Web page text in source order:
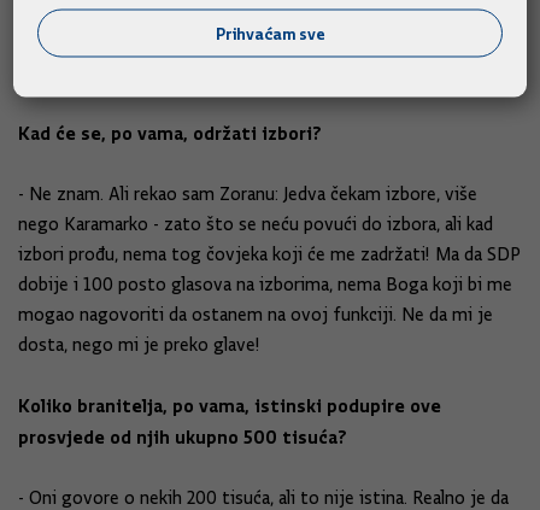
pošaljem ekipu na lice mjesta. Ali: nikome ispod zakona i
nikome iznad zakona. Žao mi je što mi neki dođu ovdje laskati,
Kad će se, po vama, održati izbori?
- Ne znam. Ali rekao sam Zoranu: Jedva čekam izbore, više
nego Karamarko - zato što se neću povući do izbora, ali kad
izbori prođu, nema tog čovjeka koji će me zadržati! Ma da SDP
dobije i 100 posto glasova na izborima, nema Boga koji bi me
mogao nagovoriti da ostanem na ovoj funkciji. Ne da mi je
dosta, nego mi je preko glave!
Koliko branitelja, po vama, istinski podupire ove
prosvjede od njih ukupno 500 tisuća?
- Oni govore o nekih 200 tisuća, ali to nije istina. Realno je da
Prihvaćam sve